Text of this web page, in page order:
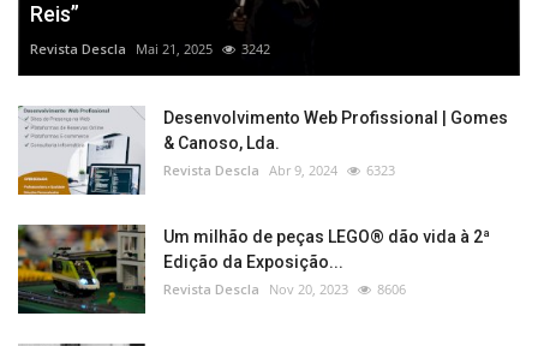
Reis”
Revista Descla Mai 21, 2025 3242
Desenvolvimento Web Profissional | Gomes
& Canoso, Lda.
Revista Descla Abr 9, 2024 6323
Um milhão de peças LEGO® dão vida à 2ª
Edição da Exposição...
Revista Descla Nov 20, 2023 8606